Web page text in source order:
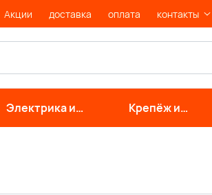
Акции доставка оплата контакты
Электрика и
свет
Крепёж и
фурнитура